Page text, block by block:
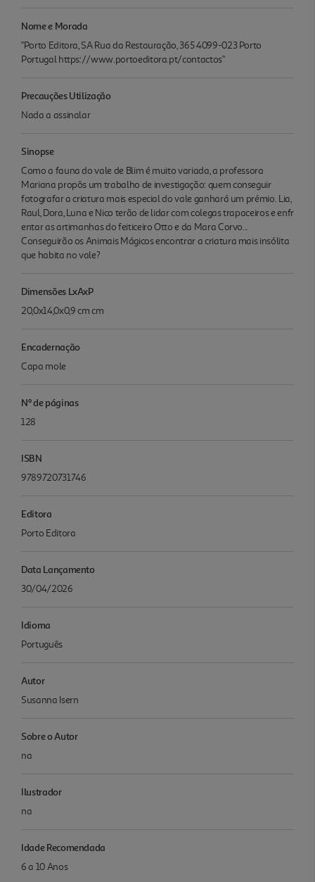
Nome e Morada
"Porto Editora, SA Rua da Restauração, 365 4099-023 Porto
Portugal https://www.portoeditora.pt/contactos"
Precauções Utilização
Nada a assinalar
Sinopse
Como a fauna do vale de Blim é muito variada, a professora
Mariana propôs um trabalho de investigação: quem conseguir
fotografar a criatura mais especial do vale ganhará um prémio. Lia,
Raul, Dora, Luna e Nico terão de lidar com colegas trapaceiros e enfr
entar as artimanhas do feiticeiro Otto e da Mara Corvo...
Conseguirão os Animais Mágicos encontrar a criatura mais insólita
que habita no vale?
Dimensões LxAxP
20,0x14,0x0,9 cm cm
Encadernação
Capa mole
Nº de páginas
128
ISBN
9789720731746
Editora
Porto Editora
Data Lançamento
30/04/2026
Idioma
Português
Autor
Susanna Isern
Sobre o Autor
na
Ilustrador
na
Idade Recomendada
6 a 10 Anos